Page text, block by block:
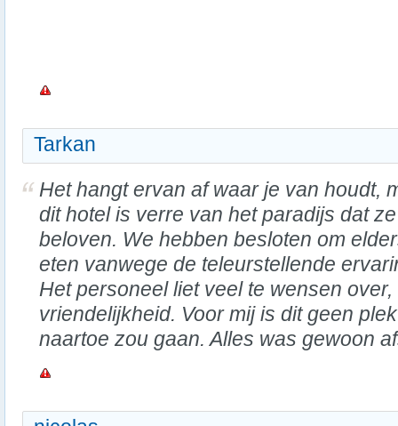
Tarkan
Het hangt ervan af waar je van houdt,
dit hotel is verre van het paradijs dat ze
beloven. We hebben besloten om
eten vanwege de teleurstellende
Het personeel liet veel te wensen
vriendelijkheid. Voor mij is dit geen
naartoe zou gaan. Alles was gewoon